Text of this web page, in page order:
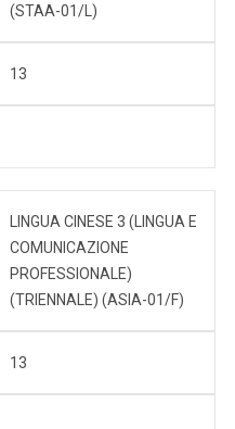
(STAA-01/L)
13
LINGUA CINESE 3 (LINGUA E
COMUNICAZIONE
PROFESSIONALE)
(TRIENNALE) (ASIA-01/F)
13